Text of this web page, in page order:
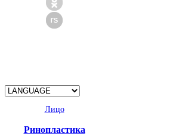
Лицо
Ринопластика